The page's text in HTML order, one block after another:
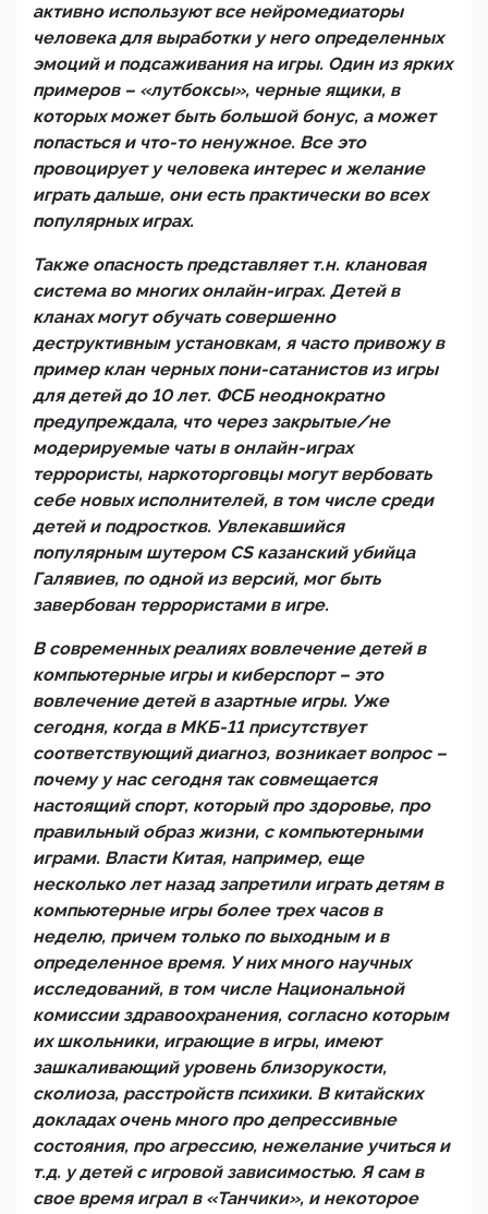
активно используют все нейромедиаторы
человека для выработки у него определенных
эмоций и подсаживания на игры. Один из ярких
примеров – «лутбоксы», черные ящики, в
которых может быть большой бонус, а может
попасться и что-то ненужное. Все это
провоцирует у человека интерес и желание
играть дальше, они есть практически во всех
популярных играх.
Также опасность представляет т.н. клановая
система во многих онлайн-играх. Детей в
кланах могут обучать совершенно
деструктивным установкам, я часто привожу в
пример клан черных пони-сатанистов из игры
для детей до 10 лет. ФСБ неоднократно
предупреждала, что через закрытые/не
модерируемые чаты в онлайн-играх
террористы, наркоторговцы могут вербовать
себе новых исполнителей, в том числе среди
детей и подростков. Увлекавшийся
популярным шутером CSказанский убийца
Галявиев, по одной из версий, мог быть
завербован террористами в игре.
В современных реалиях вовлечение детей в
компьютерные игры и киберспорт – это
вовлечение детей в азартные игры. Уже
сегодня, когда в МКБ-11 присутствует
соответствующий диагноз, возникает вопрос –
почему у нас сегодня так совмещается
настоящий спорт, который про здоровье, про
правильный образ жизни, с компьютерными
играми. Власти Китая, например, еще
несколько лет назад запретили играть детям в
компьютерные игры более трех часов в
неделю, причем только по выходным и в
определенное время. У них много научных
исследований, в том числе Национальной
комиссии здравоохранения, согласно которым
их школьники, играющие в игры, имеют
зашкаливающий уровень близорукости,
сколиоза, расстройств психики. В китайских
докладах очень много про депрессивные
состояния, про агрессию, нежелание учиться и
т.д. у детей с игровой зависимостью. Я сам в
свое время играл в «Танчики», и некоторое